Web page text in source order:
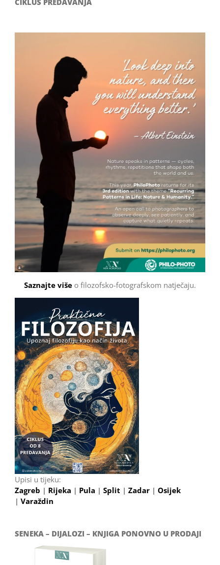
CIKLUS PREDAVANJA
Saznajte više o filozofsko-fotografskom natječaju.
Upisi u tijeku:
Zagreb | Rijeka | Pula | Split | Zadar | Osijek
| Varaždin
SENEKA – DIJALOZI – KNJIGA PONOVNO U PRODAJI